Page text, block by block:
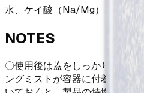
水、ケイ酸（Na/Mg）、リン
NOTES
〇使用後は蓋をしっかり閉め
ングミストが容器に付着する